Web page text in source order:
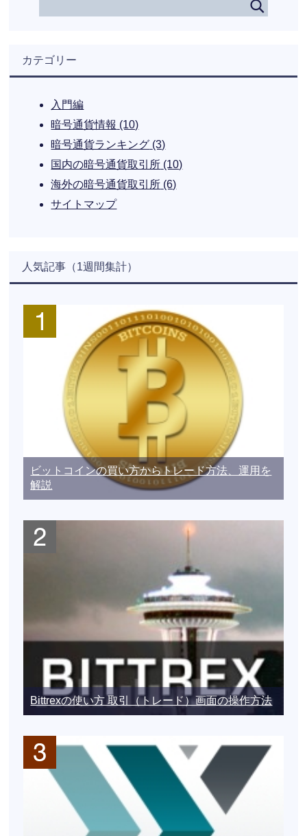
カテゴリー
入門編
暗号通貨情報 (10)
暗号通貨ランキング (3)
国内の暗号通貨取引所 (10)
海外の暗号通貨取引所 (6)
サイトマップ
人気記事（1週間集計）
ビットコインの買い方からトレード方法、運用を
解説
Bittrexの使い方 取引（トレード）画面の操作方法